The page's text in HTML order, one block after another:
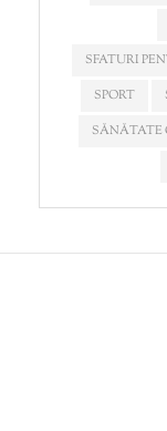
SFATURI
SPORT
SĂNĂTATE